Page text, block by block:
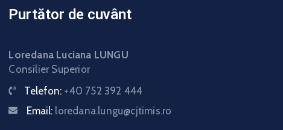
Purtător de cuvânt
Loredana Luciana LUNGU
Consilier Superior
Telefon: +40 752 392 444
Email: loredana.lungu@cjtimis.ro